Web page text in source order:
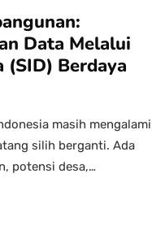
Data Melalui
(SID) Berdaya
masih mengalami
silih berganti. Ada
potensi desa,…